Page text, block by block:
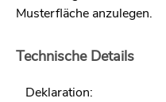
Musterfläche anzulegen.
Technische Details
Deklaration: